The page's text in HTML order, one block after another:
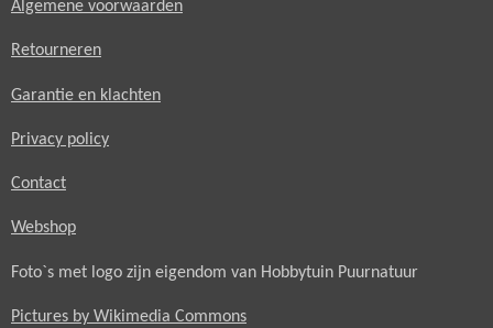
Algemene voorwaarden
Retourneren
Garantie en klachten
Privacy policy
Contact
Webshop
Foto`s met logo zijn eigendom van Hobbytuin Puurnatuur
Pictures by Wikimedia Commons